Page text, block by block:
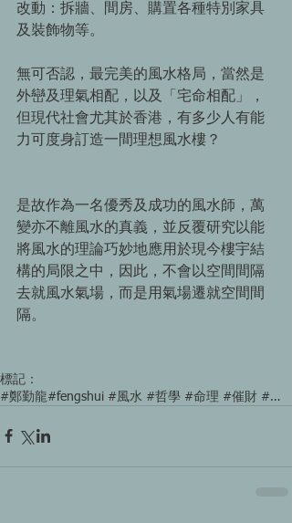
改動：拆牆、間房、購置各種特別家具
及裝飾物等。
無可否認，最完美的風水格局，當然是
外巒及理氣相配，以及「宅命相配」，
但現代社會尤其於香港，有多少人有能
力可度身訂造一間理想風水樓？
是故作為一名優秀及成功的風水師，萬
變亦不離風水的真義，並反覆研究以能
將風水的理論巧妙地應用於現今樓宇結
構的局限之中，因此，不會以空間間隔
去就風水氣場，而是用氣場遷就空間間
隔。
標記：
#鄭勤龍#fengshui #風水 #哲學 #命理 #催財 #文昌 #事業 #愛情 #運氣 #大門